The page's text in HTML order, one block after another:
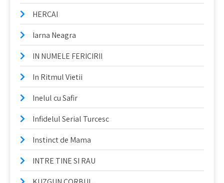
HERCAI
Iarna Neagra
IN NUMELE FERICIRII
In Ritmul Vietii
Inelul cu Safir
Infidelul Serial Turcesc
Instinct de Mama
INTRE TINE SI RAU